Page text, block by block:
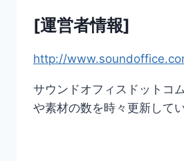
[運営者情報]
http://
サウンドオフィスドットコ
や素材の数を時々更新してい